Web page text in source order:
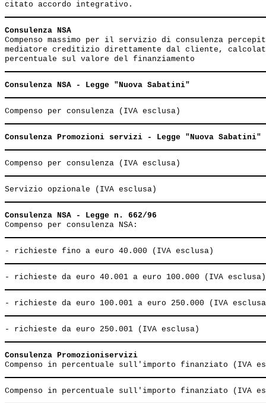
Consulenza NSA
Compenso massimo per il servizio di consulenza
mediatore creditizio direttamente dal cliente,
Consulenza NSA - Legge "Nuova Sabatini"
Consulenza Promozioni servizi - Legge "Nuova Sabatini"
Consulenza NSA - Legge n. 662/96
Consulenza Promozioniservizi